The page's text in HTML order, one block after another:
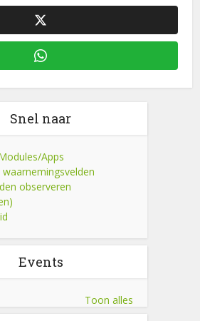
Snel naar
Apps
observeren
Events
Toon alles